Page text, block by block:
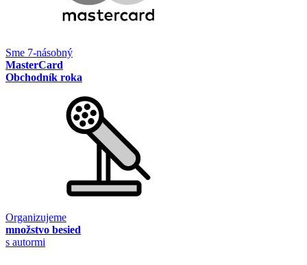
Sme 7-násobný
MasterCard
Obchodník roka
Organizujeme
množstvo besied
s autormi